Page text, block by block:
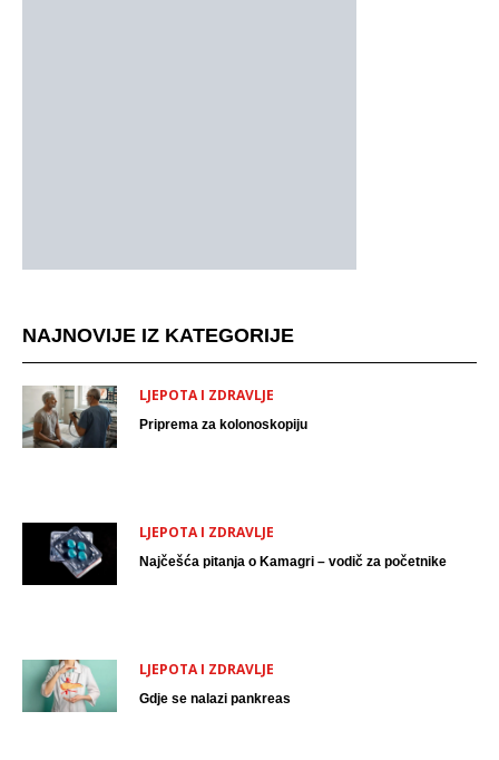
NAJNOVIJE IZ KATEGORIJE
LJEPOTA I ZDRAVLJE
Priprema za kolonoskopiju
LJEPOTA I ZDRAVLJE
Najčešća pitanja o Kamagri – vodič za početnike
LJEPOTA I ZDRAVLJE
Gdje se nalazi pankreas